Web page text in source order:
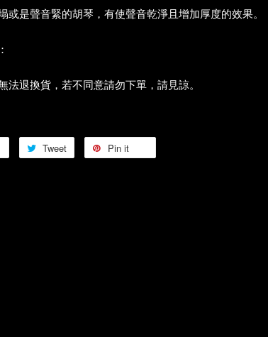
或是聲音緊的胡琴，有使聲音乾淨且增加厚度的效果。
法退換貨，若不同意請勿下單，請見諒。
Tweet Pin it